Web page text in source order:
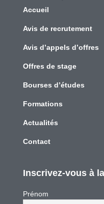
Accueil
Avis de recrutement
Avis d’appels d’offres
Offres de stage
Bourses d’études
Formations
Actualités
Contact
Inscrivez-vous à
Prénom